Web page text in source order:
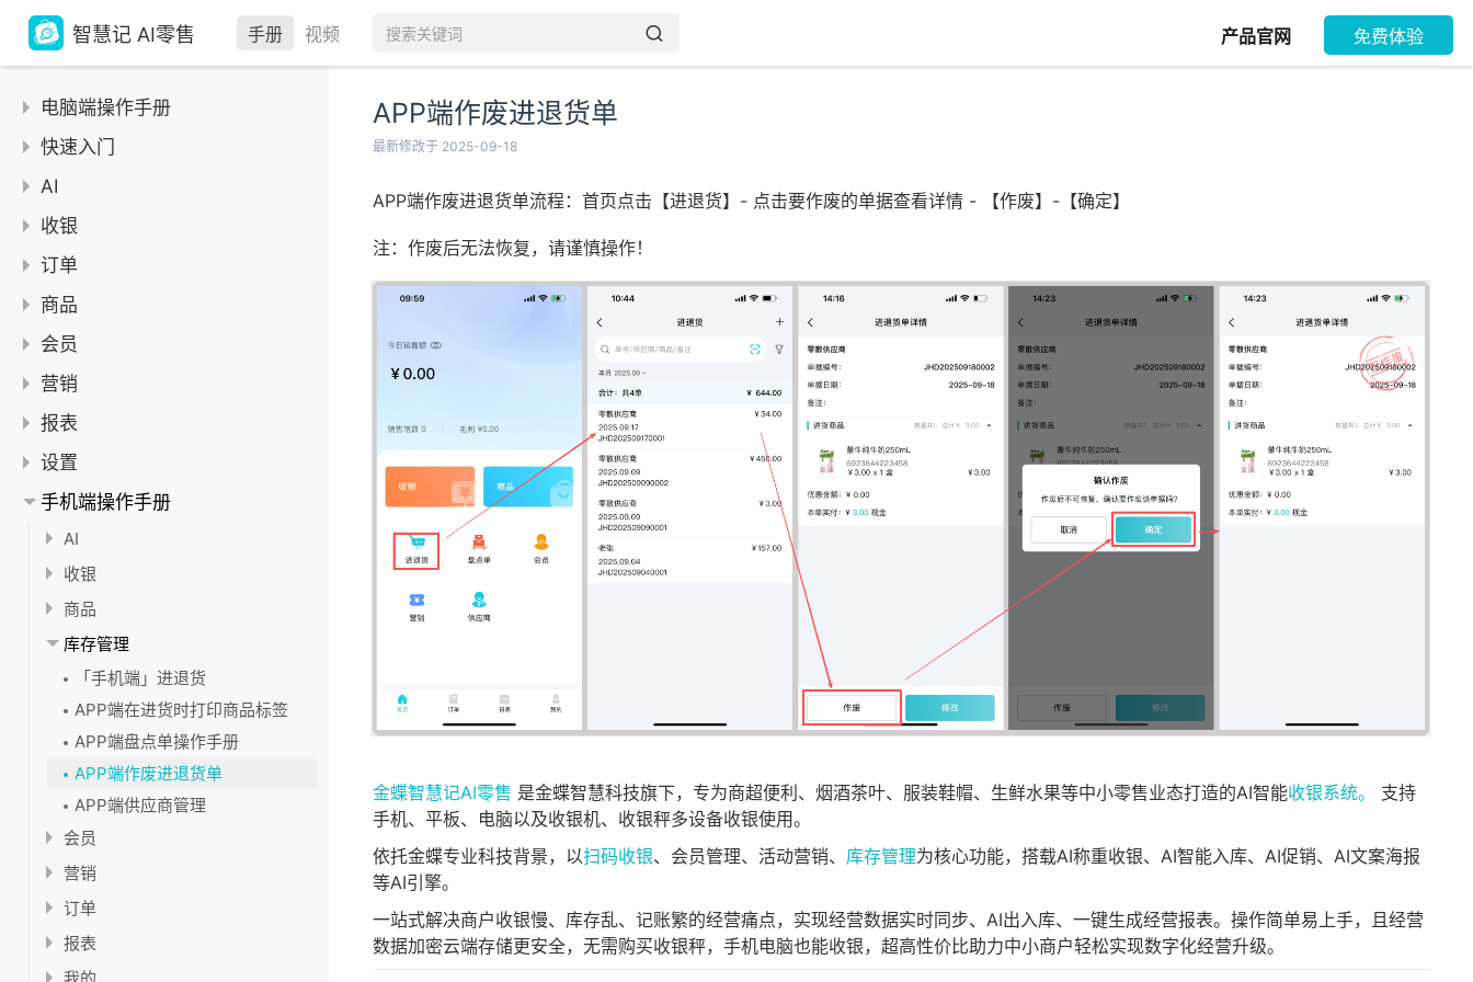
智慧记 AI零售 手册 视频 产品官网 免费体验
APP端作废进退货单
最新修改于 2025-09-18
APP端作废进退货单流程：首页点击【进退货】- 点击要作废的单据查看详情 - 【作废】-【确定】
注：作废后无法恢复，请谨慎操作！
金蝶智慧记AI零售 是金蝶智慧科技旗下，专为商超便利、烟酒茶叶、服装鞋帽、生鲜水果等中小零售业态打造的AI智能收银系统。
支持
手机、平板、电脑以及收银机、收银秤多设备收银使用。
依托金蝶专业科技背景，以扫码收银、会员管理、活动营销、 库存管理为核心功能，搭载AI称重收银、AI智能入库、AI促销、AI文案海报
等AI引擎。
一站式解决商户收银慢、库存乱、记账繁的经营痛点，实现经营数据实时同步、AI出入库、一键生成经营报表。操作简单易上手，且经营
数据加密云端存储更安全，无需购买收银秤，手机电脑也能收银，超高性价比助力中小商户轻松实现数字化经营升级。
电脑端操作手册
快速入门
下载和登录账号
切换商户
账号注销
更换绑定的手机号和密码
清空数据
AI
AI 促销
AI 商品折扣
AI 海报设计
AI 推广
AI 入库
收银
使用指南
收银台
收银时如何赊账
如何使用快捷键进行收银
电子秤使用说明
开钱箱使用说明
常见问题
订单
使用指南
管理订单
如何收取赊账订单的尾款
常见问题
商品
使用指南
商品使用指南
商品管理
新增商品
如何为商品设置多单位
删除和停用商品
打印商品标签
添加商品条码
商品分类管理
盘点
在进货时打印商品标签
为什么导入商品失败？
会员
会员管理使用指南
会员等级使用指南
会员积分使用指南
营销
使用指南
「限时折扣」使用指南
「第N件折扣」使用指南
「买X件送Y件」使用指南
「买N件优惠」使用指南
营销活动管理指南
营销与会员等级折扣优先级
常见问题
小票打印时会显示参与的营销活动吗？
报表
【教程】销售分析使用教程
【教程】商品分析使用教程
设置
商户信息
如何扫描农药二维码自动识别商品
如何修改行业类型
员工管理
新增/修改/删除员工
角色权限
设置员工权限
打印设置
设置开单自动打印小票
设置标签打印样式
设置小票打印样式
收银设置
开启并激活AI智能收银功能
设置收银默认收款方式
副屏设置
副屏设置
会员设置
通用设置
交接班
手机端操作手册
AI
「手机端」AI 促销
「手机端」AI商品折扣
「手机端」AI 数据分析
「手机端」AI 海报设计
「手机端」AI 推广
「手机端」AI 入库
收银
APP端收银流程
商品
APP端新增商品
APP端设置不同规格不同价
APP端打印商品标签
APP端启用/停用商品
APP端删除商品
库存管理
「手机端」进退货
APP端在进货时打印商品标签
APP端盘点单操作手册
APP端作废进退货单
APP端供应商管理
会员
「手机端」会员管理
「手机端」会员等级
「手机端」会员积分
「手机端」会员充值
营销
「手机端」限时折扣
「手机端」满减
「手机端」第N件折扣
订单
APP端订单使用手册
报表
APP端销售分析使用手册